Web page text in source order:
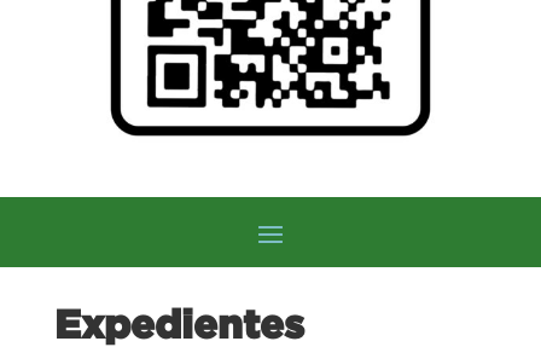
Expedientes